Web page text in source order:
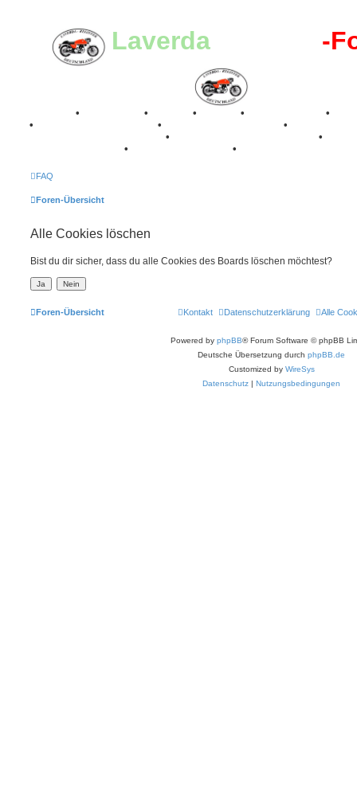
Laverda-Register -
• • • • •
•
•
•
•
•
• •
FAQ
Foren-Übersicht
Alle Cookies löschen
Bist du dir sicher, dass du alle Cookies des Boards löschen möchtest?
Foren-Übersicht Alle
Datenschutzerklärung
Kontakt
Powered by phpBB® Forum Software © phpBB
Deutsche Übersetzung durch phpBB.de
Customized by WireSys
Datenschutz
Nutzungsbedingungen